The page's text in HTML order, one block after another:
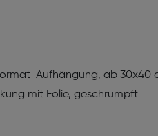
Aufhängung, ab 30x40
mit Folie, geschrumpft